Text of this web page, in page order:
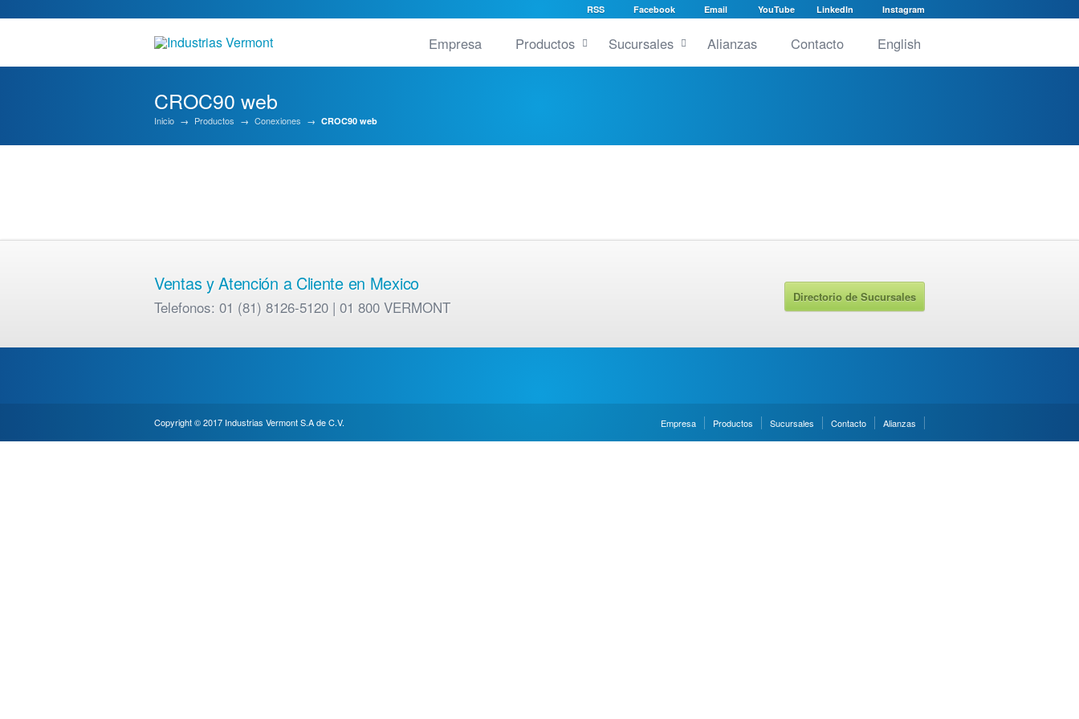
RSS Facebook Email YouTube LinkedIn Instagram
Empresa Productos Sucursales Alianzas Contacto English
CROC90 web
Inicio → Productos → Conexiones → CROC90 web
Ventas y Atención a Cliente en Mexico
Telefonos: 01 (81) 8126-5120 | 01 800 VERMONT
Directorio de Sucursales
Copyright © 2017 Industrias Vermont S.A de C.V. Empresa Productos Sucursales Contacto Alianzas